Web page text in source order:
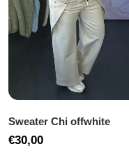
Sweater Chi offwhite
€30,00